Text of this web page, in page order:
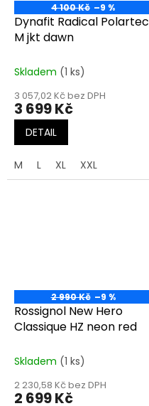
4 100 Kč –9 %
Dynafit Radical Polartec
M jkt dawn
Skladem (1 ks)
3 057,02 Kč bez DPH
3 699 Kč
DETAIL
M L XL XXL
2 990 Kč –9 %
Rossignol New Hero
Classique HZ neon red
Skladem (1 ks)
2 230,58 Kč bez DPH
2 699 Kč